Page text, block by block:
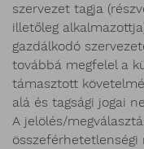
szervezet tagja
illetőleg
gazdálkodó
továbbá megfelel a
támasztott
alá és tagsági jogai
A jelölés/